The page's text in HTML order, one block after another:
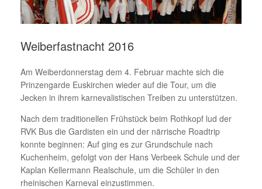
Weiberfastnacht 2016
Am Weiberdonnerstag dem 4. Februar machte sich die
Prinzengarde Euskirchen wieder auf die Tour, um die
Jecken in ihrem karnevalistischen Treiben zu unterstützen.
Nach dem traditionellen Frühstück beim Rothkopf lud der
RVK Bus die Gardisten ein und der närrische Roadtrip
konnte beginnen: Auf ging es zur Grundschule nach
Kuchenheim, gefolgt von der Hans Verbeek Schule und der
Kaplan Kellermann Realschule, um die Schüler in den
rheinischen Karneval einzustimmen.